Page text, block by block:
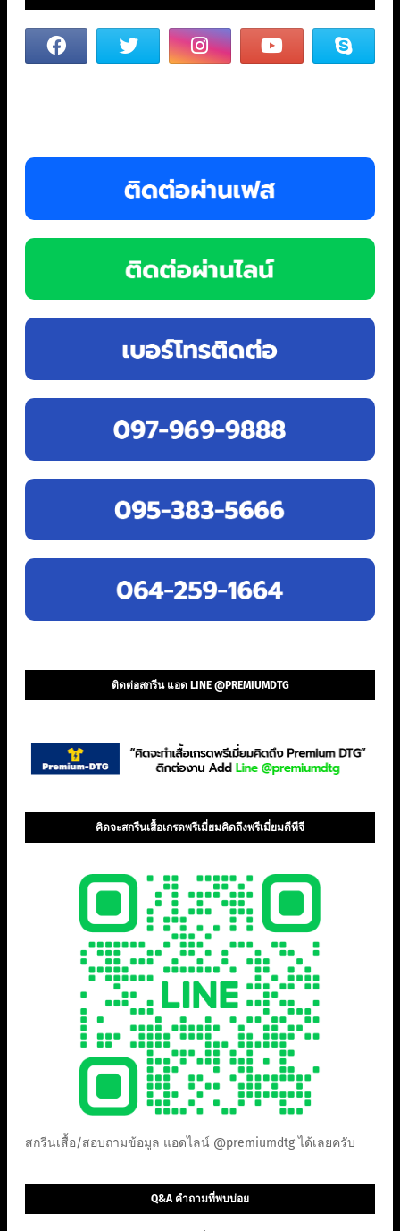
ติดต่อสกรีน แอด LINE @PREMIUMDTG
คิดจะสกรีนเสื้อเกรดพรีเมี่ยมคิดถึงพรีเมี่ยมดีทีจี
สกรีนเสื้อ/สอบถามข้อมูล แอดไลน์ @premiumdtg ได้เลยครับ
Q&A คำถามที่พบบ่อย